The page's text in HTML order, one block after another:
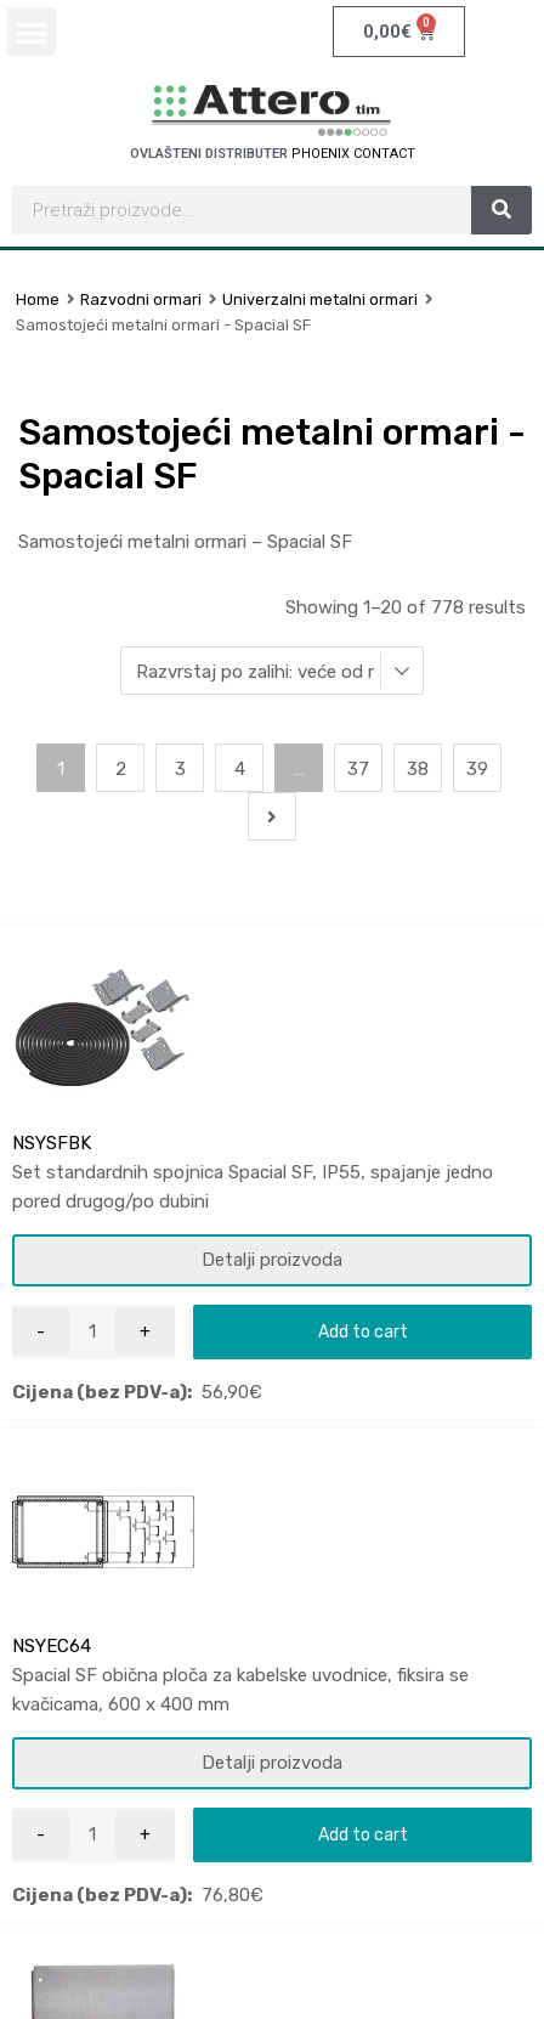
0,00€ 0
OVLAŠTENI DISTRIBUTER PHOENIX CONTACT
Home Razvodni ormari
Univerzalni metalni ormari
Samostojeći metalni ormari - Spacial SF
Samostojeći metalni ormari -
Spacial SF
Samostojeći metalni ormari – Spacial SF
Showing 1–20 of 778 results
1 2 3 4 … 37 38 39
NSYSFBK
Set standardnih spojnica Spacial SF, IP55, spajanje jedno
pored drugog/po dubini
Detalji proizvoda
Add to cart
Cijena (bez PDV-a): 56,90€
NSYEC64
Spacial SF obična ploča za kabelske uvodnice, fiksira se
kvačicama, 600 x 400 mm
Detalji proizvoda
Add to cart
Cijena (bez PDV-a): 76,80€